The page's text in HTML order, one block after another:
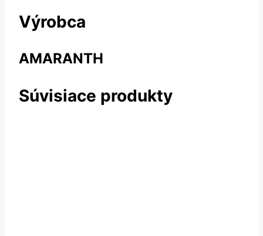
Výrobca
AMARANTH
Súvisiace produkty